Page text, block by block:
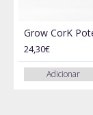
24,30€
Adicionar